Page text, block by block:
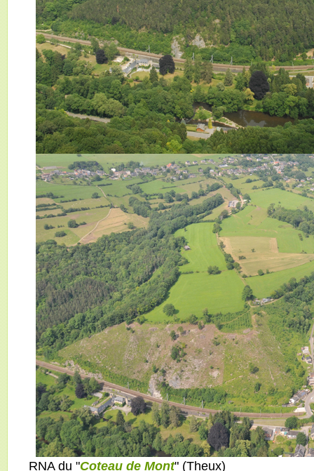
RNA du "Coteau de Mont" (Theux)